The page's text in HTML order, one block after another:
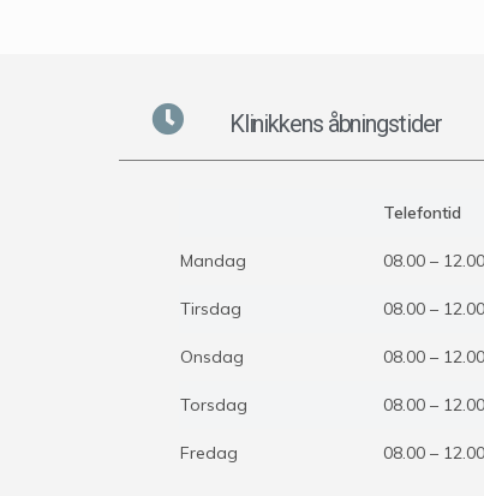
Klinikkens åbningstider
Telefontid
Mandag 08.00 – 12.00
Tirsdag 08.00 – 12.00
Onsdag 08.00 – 12.00
Torsdag 08.00 – 12.00
Fredag 08.00 – 12.00